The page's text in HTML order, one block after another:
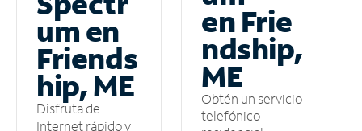
um en
Friends
hip, ME
Disfruta de
Internet rápido y
en Frie
ndship,
ME
Obtén un servicio
telefónico